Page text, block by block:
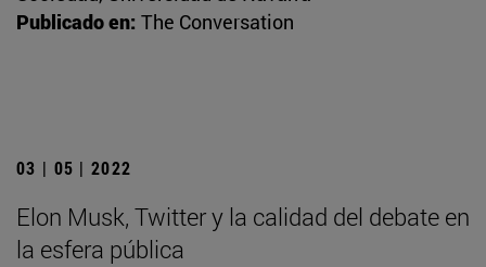
Publicado en: The Conversation
03 | 05 | 2022
Elon Musk, Twitter y la calidad del debate en
la esfera pública